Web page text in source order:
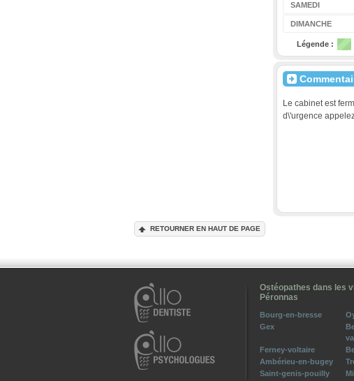
SAMEDI
DIMANCHE
Légende :
Le cabinet est
d\'urgence
Accessible aux
RETOURNER EN HAUT DE PAGE
Ostéopathes dans les
Péronnas
Bourg-en-bresse
Gex
Ferney-voltaire
Ambérieu-en-bugey
Saint-genis-pouilly